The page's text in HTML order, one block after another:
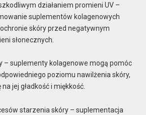
działaniem promieni UV –
suplementów kolagenowych
skóry przed negatywnym
słonecznych.
– suplementy kolagenowe mogą pomóc
poziomu nawilżenia skóry,
na jej gładkość i miękkość.
starzenia skóry – suplementacja